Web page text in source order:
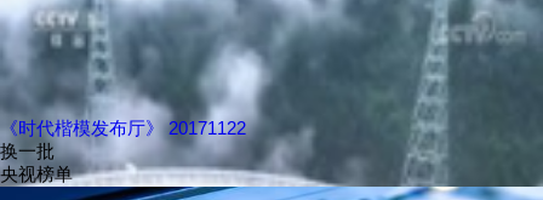
《时代楷模发布厅》 20171122
换一批
央视榜单